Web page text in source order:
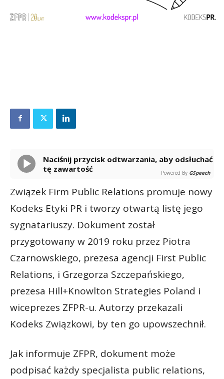
Naciśnij przycisk odtwarzania, aby odsłuchać
tę zawartość
Powered By GSpeech
Związek Firm Public Relations promuje nowy
Kodeks Etyki PR i tworzy otwartą listę jego
sygnatariuszy. Dokument został
przygotowany w 2019 roku przez Piotra
Czarnowskiego, prezesa agencji First Public
Relations, i Grzegorza Szczepańskiego,
prezesa Hill+Knowlton Strategies Poland i
wiceprezes ZFPR-u. Autorzy przekazali
Kodeks Związkowi, by ten go upowszechnił.
Jak informuje ZFPR, dokument może
podpisać każdy specjalista public relations,